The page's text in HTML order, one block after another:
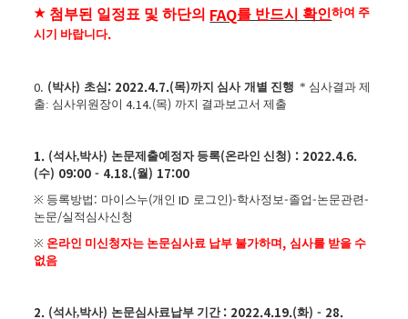
★ 첨부된 일정표 및 하단의 FAQ를 반드시 확인하여 주
시기 바랍니다.
0. (박사) 초심: 2022.4.7.(목)까지 심사 개별 진행 * 심사결과 제
출: 심사위원장이4.14.(목) 까지 결과보고서 제출
1. (석사,박사) 논문제출예정자 등록(온라인 신청) : 2022.4.6.
(수) 09:00 - 4.18.(월 ) 17:00
※ 등록방법 : 마이스누(개인ID 로그인)-학사정보-졸업-논문관련-
논문/실적심사신청
※ 온라인 미신청자는 논문심사료 납부 불가하며,심사를 받을 수
없음
2. (석사,박사) 논문심사료납부 기간 : 2022.4.19.(화) - 28.